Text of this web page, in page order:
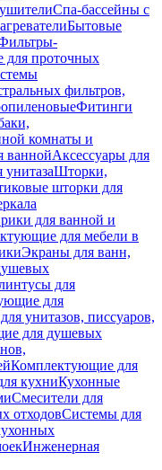
Спа-бассейны с
Бытовые
для проточных
фильтров,
Фитинги
комнаты и
ваннойАксессуары для
Шторки,
шторки для
для ванной и
для мебели в
Экраны для ванн,
для
для
унитазов, писсуаров,
для душевых
Комплектующие для
кухниКухонные
Смесители для
отходовСистемы для
Инженерная